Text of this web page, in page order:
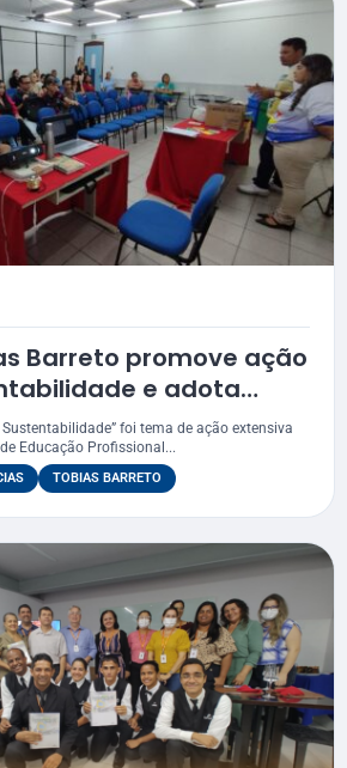
Barreto promove ação
e adota
do lixo foi tema de ação extensiva
Educação Profissional...
TOBIAS BARRETO